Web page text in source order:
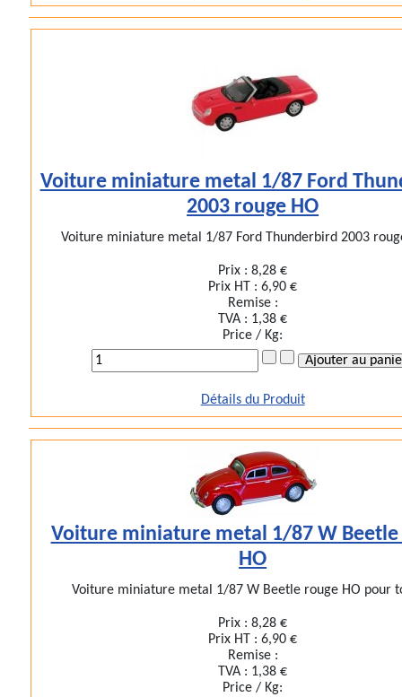
Voiture miniature metal 1/87 Ford
2003 rouge HO
Voiture miniature metal 1/87 Ford Thunderbird 2003
Prix :8,28 €
Prix HT :6,90 €
Remise :
TVA : 1,38 €
Price / Kg:
Détails du Produit
Voiture miniature metal 1/87 W Beetle
HO
Voiture miniature metal 1/87 W Beetle rouge HO pour
Prix :8,28 €
Prix HT :6,90 €
Remise :
TVA : 1,38 €
Price / Kg: